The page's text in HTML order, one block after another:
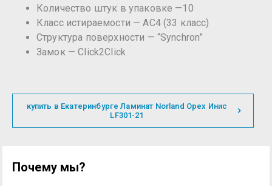
Количество штук в упаковке —10
Класс истираемости — AC4 (33 класс)
Структура поверхности — “Synchron”
Замок — Click2Click
купить в Екатеринбурге Ламинат Norland Орех Инис
LF301-21
Почему мы?